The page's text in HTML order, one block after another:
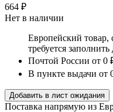
664 ₽
Нет в наличии
Европейский товар,
требуется
Почтой России от 0
В пункте выдачи от
Добавить в лист ожидания
Поставка напрямую из